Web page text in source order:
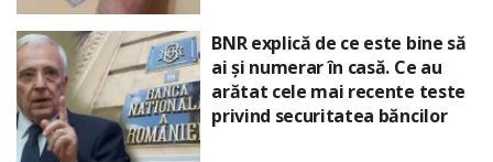
BNR explică de ce este bine să
ai și numerar în casă. Ce au
arătat cele mai recente teste
privind securitatea băncilor